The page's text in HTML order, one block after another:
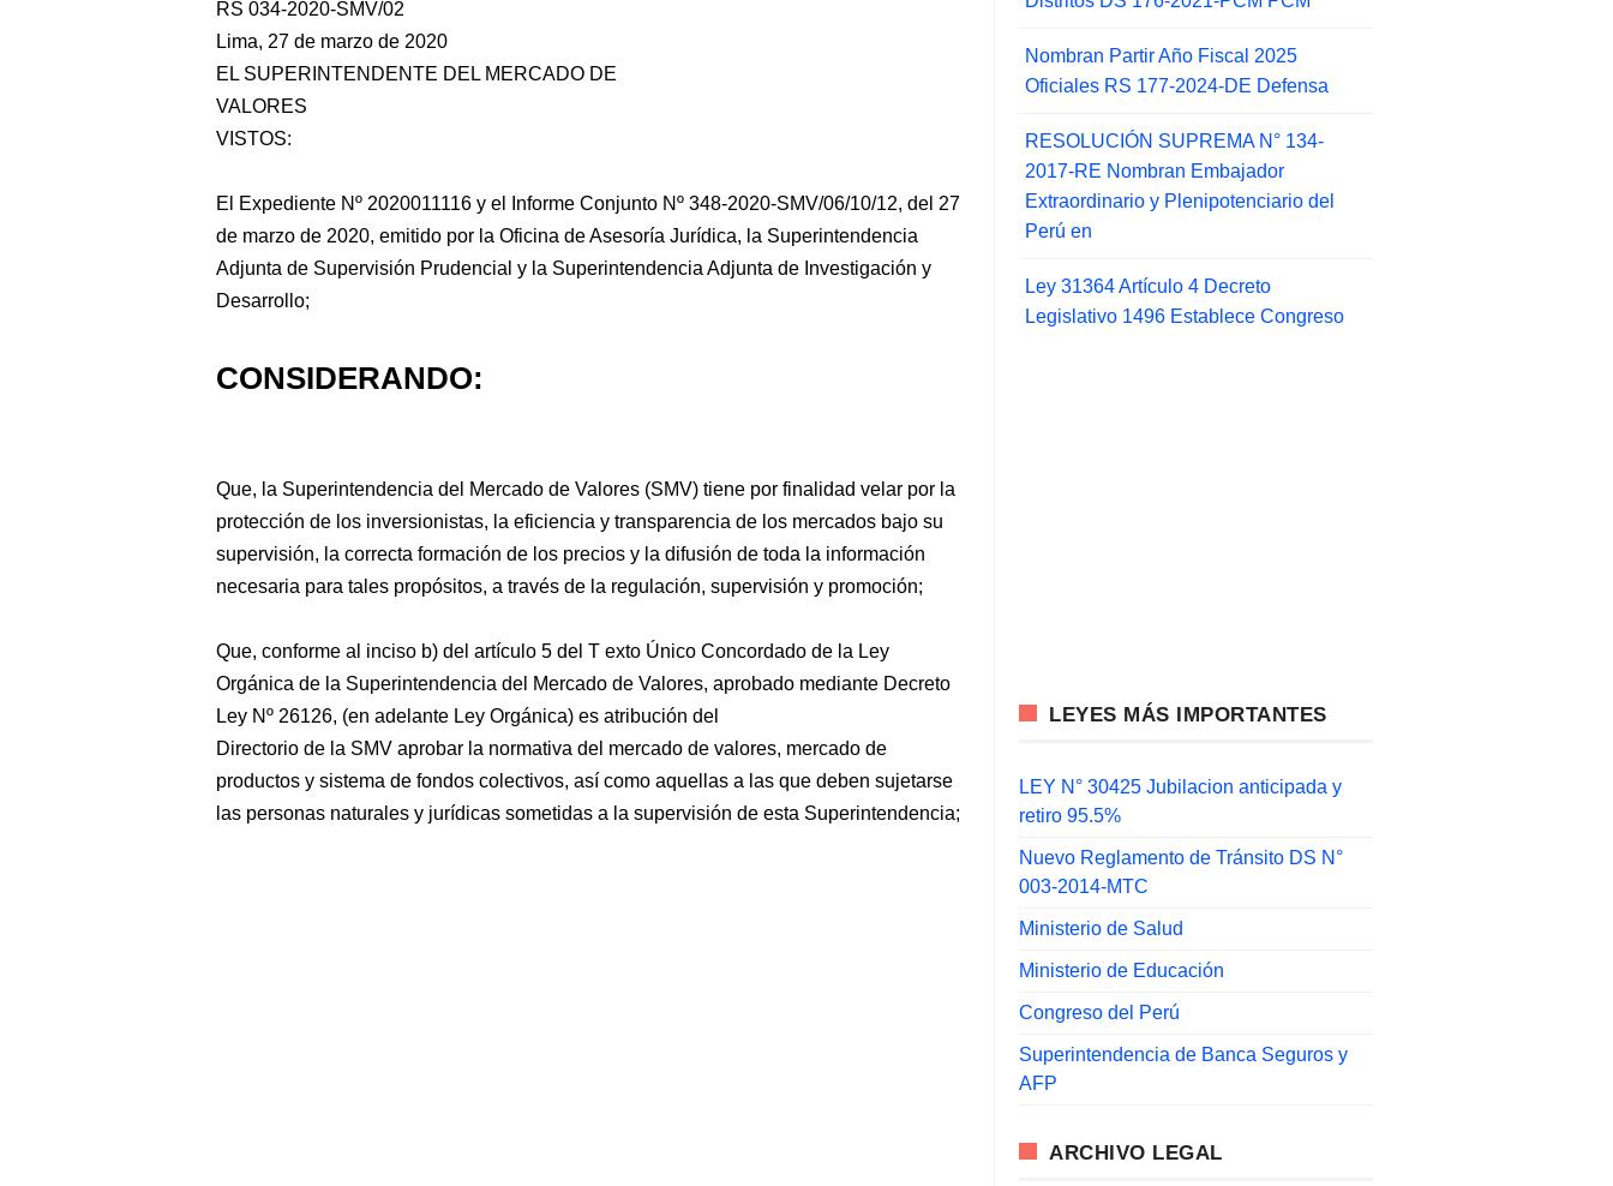
RS 034-2020-SMV/02
Lima, 27 de marzo de 2020
EL SUPERINTENDENTE DEL MERCADO DE
VALORES
VISTOS:
El Expediente Nº 2020011116 y el Informe Conjunto Nº 348-2020-SMV/06/10/12, del 27
de marzo de 2020, emitido por la Oficina de Asesoría Jurídica, la Superintendencia
Adjunta de Supervisión Prudencial y la Superintendencia Adjunta de Investigación y
Desarrollo;
CONSIDERANDO:
Que, la Superintendencia del Mercado de Valores (SMV) tiene por finalidad velar por la
protección de los inversionistas, la eficiencia y transparencia de los mercados bajo su
supervisión, la correcta formación de los precios y la difusión de toda la información
necesaria para tales propósitos, a través de la regulación, supervisión y promoción;
Que, conforme al inciso b) del artículo 5 del T exto Único Concordado de la Ley
Orgánica de la Superintendencia del Mercado de Valores, aprobado mediante Decreto
Ley Nº 26126, (en adelante Ley Orgánica) es atribución del
Directorio de la SMV aprobar la normativa del mercado de valores, mercado de
productos y sistema de fondos colectivos, así como aquellas a las que deben sujetarse
las personas naturales y jurídicas sometidas a la supervisión de esta Superintendencia;
Nombran Partir Año Fiscal 2025
Oficiales RS 177-2024-DE Defensa
RESOLUCIÓN SUPREMA N° 134-
2017-RE Nombran Embajador
Extraordinario y Plenipotenciario del
Perú en
Ley 31364 Artículo 4 Decreto
Legislativo 1496 Establece Congreso
LEYES MÁS IMPORTANTES
LEY N° 30425 Jubilacion anticipada y
retiro 95.5%
Nuevo Reglamento de Tránsito DS N°
003-2014-MTC
Ministerio de Salud
Ministerio de Educación
Congreso del Perú
Superintendencia de Banca Seguros y
AFP
ARCHIVO LEGAL